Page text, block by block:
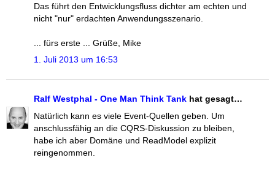
Das führt den Entwicklungsfluss dichter am echten und
nicht "nur" erdachten Anwendungsszenario.
... fürs erste ... Grüße, Mike
1. Juli 2013 um 16:53
Ralf Westphal - One Man Think Tank hat gesagt…
Natürlich kann es viele Event-Quellen geben. Um
anschlussfähig an die CQRS-Diskussion zu bleiben,
habe ich aber Domäne und ReadModel explizit
reingenommen.